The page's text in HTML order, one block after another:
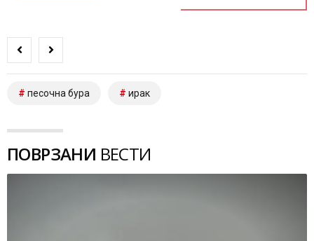
песочна бура ирак
ПОВРЗАНИ ВЕСТИ